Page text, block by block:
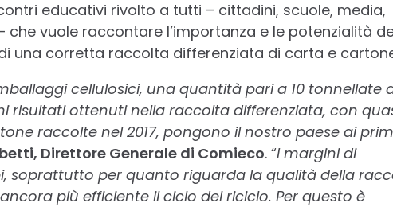
educativi rivolto a tutti – cittadini, scuole, media,
che vuole raccontare l’importanza e le potenzialità
una corretta raccolta differenziata di carta e
cellulosici, una quantità pari a 10 tonnellate
ottenuti nella raccolta differenziata, con
raccolte nel 2017, pongono il nostro paese ai
Direttore Generale di Comieco. “I margini di
soprattutto per quanto riguarda la qualità della
più efficiente il ciclo del riciclo. Per questo è